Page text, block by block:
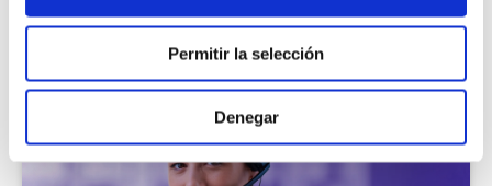
Permitir la selección
Denegar